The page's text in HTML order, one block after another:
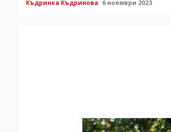
Къдринка Къдринова 6 ноември 2023